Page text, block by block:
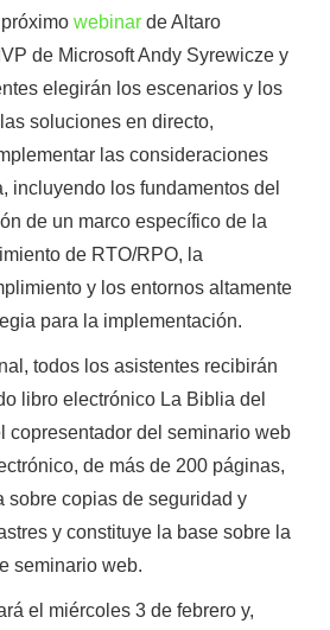
próximowebinar de Altaro
de Microsoft Andy Syrewicze y
elegirán los escenarios y los
soluciones en directo,
las consideraciones
incluyendo los fundamentos del
de un marco específico de la
de RTO/RPO, la
y los entornos altamente
para la implementación.
todos los asistentes recibirán
libro electrónico La Biblia del
copresentador del seminario web
de más de 200 páginas,
sobre copias de seguridad y
y constituye la base sobre la
seminario web.
el miércoles 3 de febrero y,